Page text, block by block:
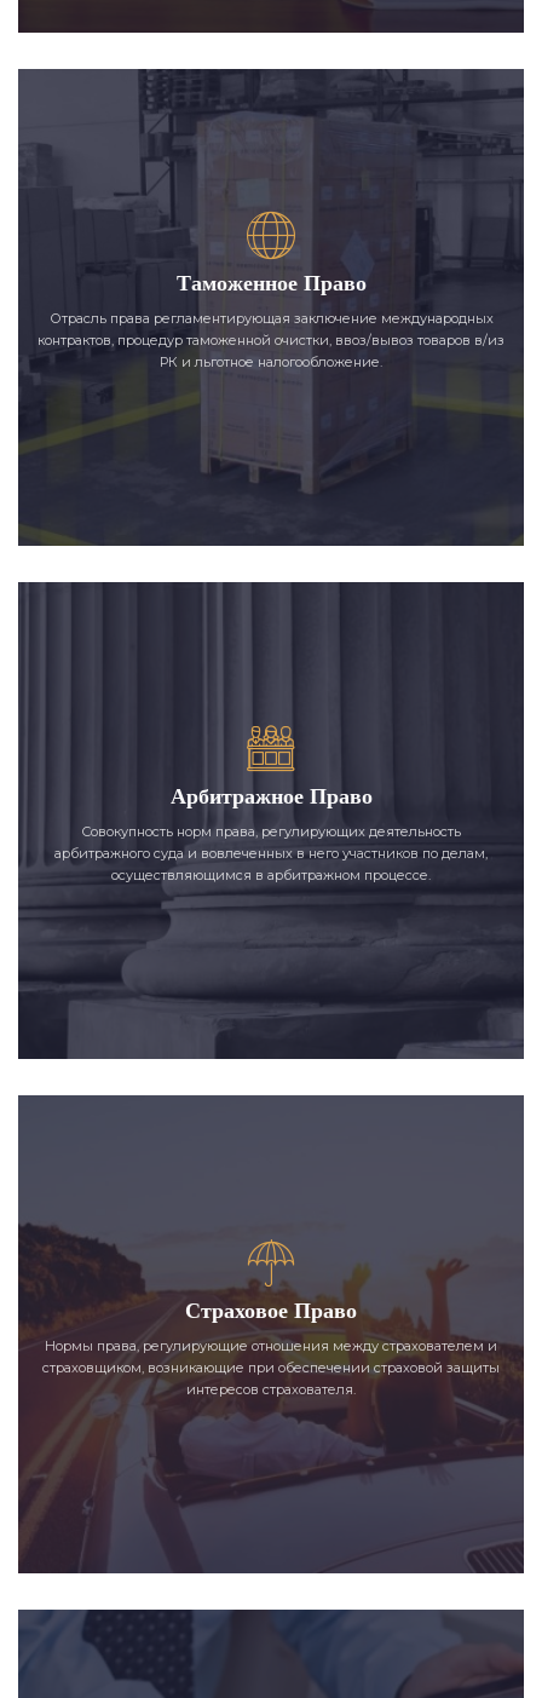
Таможенное Право
Отрасль права регламентирующая заключение международных
контрактов, процедур таможенной очистки, ввоз/вывоз товаров в/из
РК и льготное налогообложение.
Арбитражное Право
Совокупность норм права, регулирующих деятельность
арбитражного суда и вовлеченных в него участников по делам,
осуществляющимся в арбитражном процессе.
Страховое Право
Нормы права, регулирующие отношения между страхователем и
страховщиком, возникающие при обеспечении страховой защиты
интересов страхователя.